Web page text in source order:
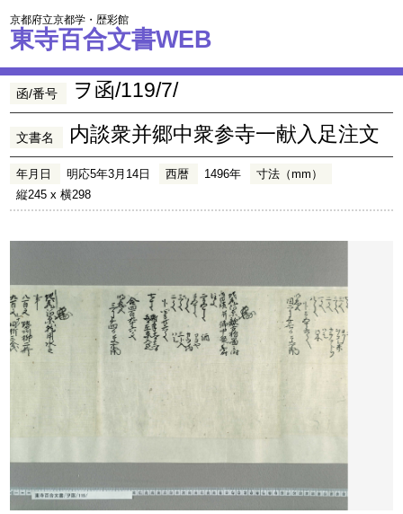
京都府立京都学・歴彩館
東寺百合文書WEB
函/番号 ヲ函/119/7/
文書名 内談衆并郷中衆参寺一献入足注文
年月日 明応5年3月14日 西暦 1496年
寸法（mm）
縦245 x 横298